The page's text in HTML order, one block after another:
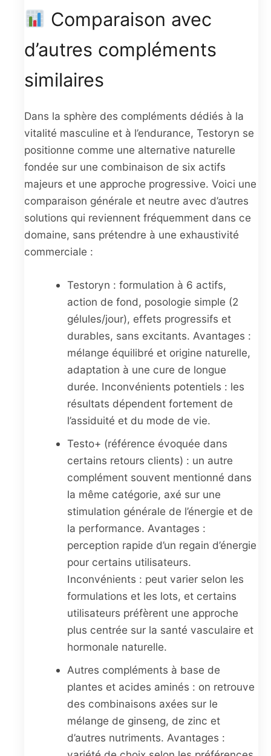
Comparaison avec
d’autres compléments
similaires
Dans la sphère des compléments dédiés à la
vitalité masculine et à l’endurance, Testoryn se
positionne comme une alternative naturelle
fondée sur une combinaison de six actifs
majeurs et une approche progressive. Voici une
comparaison générale et neutre avec d’autres
solutions qui reviennent fréquemment dans ce
domaine, sans prétendre à une exhaustivité
commerciale :
Testoryn : formulation à 6 actifs,
action de fond, posologie simple (2
gélules/jour), effets progressifs et
durables, sans excitants. Avantages :
mélange équilibré et origine naturelle,
adaptation à une cure de longue
durée. Inconvénients potentiels : les
résultats dépendent fortement de
l’assiduité et du mode de vie.
Testo+ (référence évoquée dans
certains retours clients) : un autre
complément souvent mentionné dans
la même catégorie, axé sur une
stimulation générale de l’énergie et de
la performance. Avantages :
perception rapide d’un regain d’énergie
pour certains utilisateurs.
Inconvénients : peut varier selon les
formulations et les lots, et certains
utilisateurs préfèrent une approche
plus centrée sur la santé vasculaire et
hormonale naturelle.
Autres compléments à base de
plantes et acides aminés : on retrouve
des combinaisons axées sur le
mélange de ginseng, de zinc et
d’autres nutriments. Avantages :